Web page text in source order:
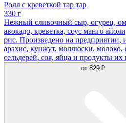
Ролл с креветкой тар тар
330 г
Нежный сливочный сыр, огурец,
авокадо, креветка, соус манго
рис. Произведено на предприятии,
арахис, кунжут, моллюски, молоко,
сельдерей, соя, яйца и продукты их
от 829 ₽